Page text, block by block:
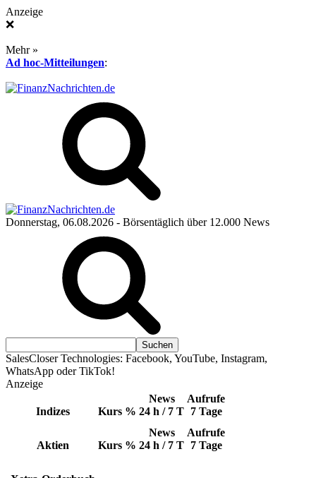
Anzeige
❌
Mehr »
Ad hoc-Mitteilungen:
Donnerstag, 06.08.2026 - Börsentäglich über 12.000 News
SalesCloser Technologies: Facebook, YouTube, Instagram,
WhatsApp oder TikTok!
Anzeige
Indizes Kurs %
News
24 h / 7 T
Aufrufe
7 Tage
Aktien Kurs %
News
24 h / 7 T
Aufrufe
7 Tage